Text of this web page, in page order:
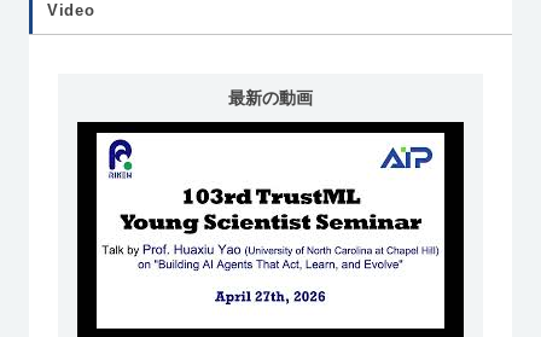
Video
最新の動画